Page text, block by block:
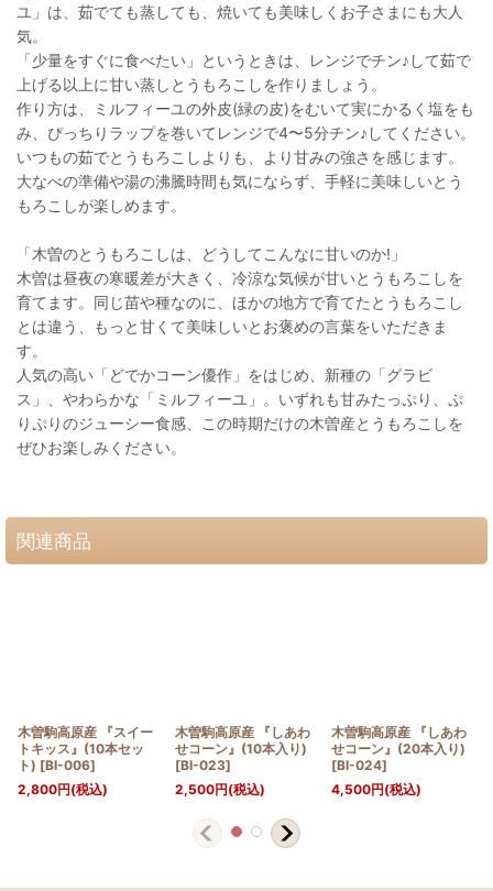
ユ」は、茹でても蒸しても、焼いても美味しくお子さまにも大人
気。
「少量をすぐに食べたい」というときは、レンジでチン♪して茹で
上げる以上に甘い蒸しとうもろこしを作りましょう。
作り方は、ミルフィーユの外皮(緑の皮)をむいて実にかるく塩をも
み、ぴっちりラップを巻いてレンジで4〜5分チン♪してください。
いつもの茹でとうもろこしよりも、より甘みの強さを感じます。
大なべの準備や湯の沸騰時間も気にならず、手軽に美味しいとう
もろこしが楽しめます。
「木曽のとうもろこしは、どうしてこんなに甘いのか!」
木曽は昼夜の寒暖差が大きく、冷涼な気候が甘いとうもろこしを
育てます。同じ苗や種なのに、ほかの地方で育てたとうもろこし
とは違う、もっと甘くて美味しいとお褒めの言葉をいただきま
す。
人気の高い「どでかコーン優作」をはじめ、新種の「グラビ
ス」、やわらかな「ミルフィーユ」。いずれも甘みたっぷり、ぷ
りぷりのジューシー食感、この時期だけの木曽産とうもろこしを
ぜひお楽しみください。
関連商品
木曽駒高原産 『スイー
トキッス』(10本セッ
ト) [BI-006]
2,800円(税込)
木曽駒高原産 『しあわ
せコーン』(10本入り)
[BI-023]
2,500円(税込)
木曽駒高原産 『しあわ
せコーン』(20本入り)
[BI-024]
4,500円(税込)